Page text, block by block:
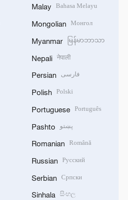
Malay Bahasa Melayu
Mongolian Монгол
Myanmar မြန်မာဘာသာ
Nepali नेपाली
Persian فارسی
Polish Polski
Portuguese Português
Pashto پښتو
Romanian Română
Russian Русский
Serbian Српски
Sinhala සිංහල